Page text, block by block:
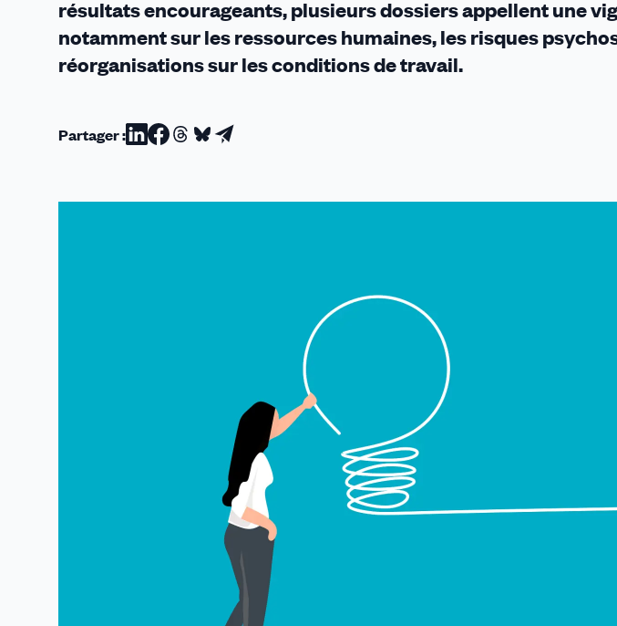
résultats encourageants, plusieurs dossiers appellent une
notamment sur les ressources humaines, les risques
réorganisations sur les conditions de travail.
Partager :Partager
Linkedin
Partager
Facebook
Partager
Threads
Partager
Bluesky
Partager
email